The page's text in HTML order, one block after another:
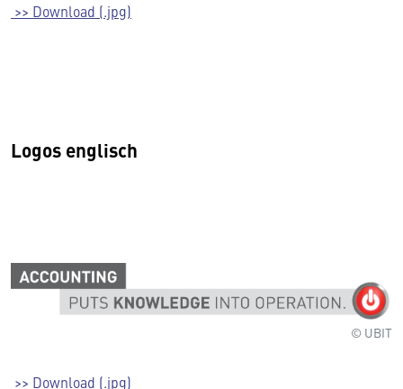
>> Download (.jpg)
Logos englisch
© UBIT
>> Download (.jpg)